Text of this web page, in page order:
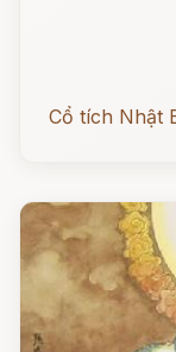
Cổ tích Nhật